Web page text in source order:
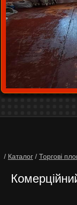
/ Каталог / Торгові